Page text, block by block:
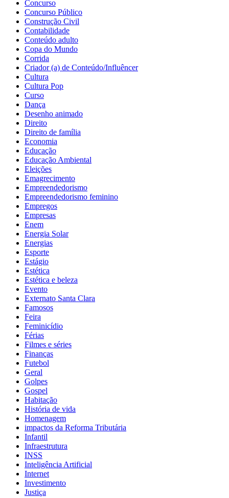
Concurso
Concurso Público
Construção Civil
Contabilidade
Conteúdo adulto
Copa do Mundo
Corrida
Criador (a) de Conteúdo/Influêncer
Cultura
Cultura Pop
Curso
Dança
Desenho animado
Direito
Direito de família
Economia
Educação
Educação Ambiental
Eleições
Emagrecimento
Empreendedorismo
Empreendedorismo feminino
Empregos
Empresas
Enem
Energia Solar
Energias
Esporte
Estágio
Estética
Estética e beleza
Evento
Externato Santa Clara
Famosos
Feira
Feminicídio
Férias
Filmes e séries
Finanças
Futebol
Geral
Golpes
Gospel
Habitação
História de vida
Homenagem
impactos da Reforma Tributária
Infantil
Infraestrutura
INSS
Inteligência Artificial
Internet
Investimento
Justiça